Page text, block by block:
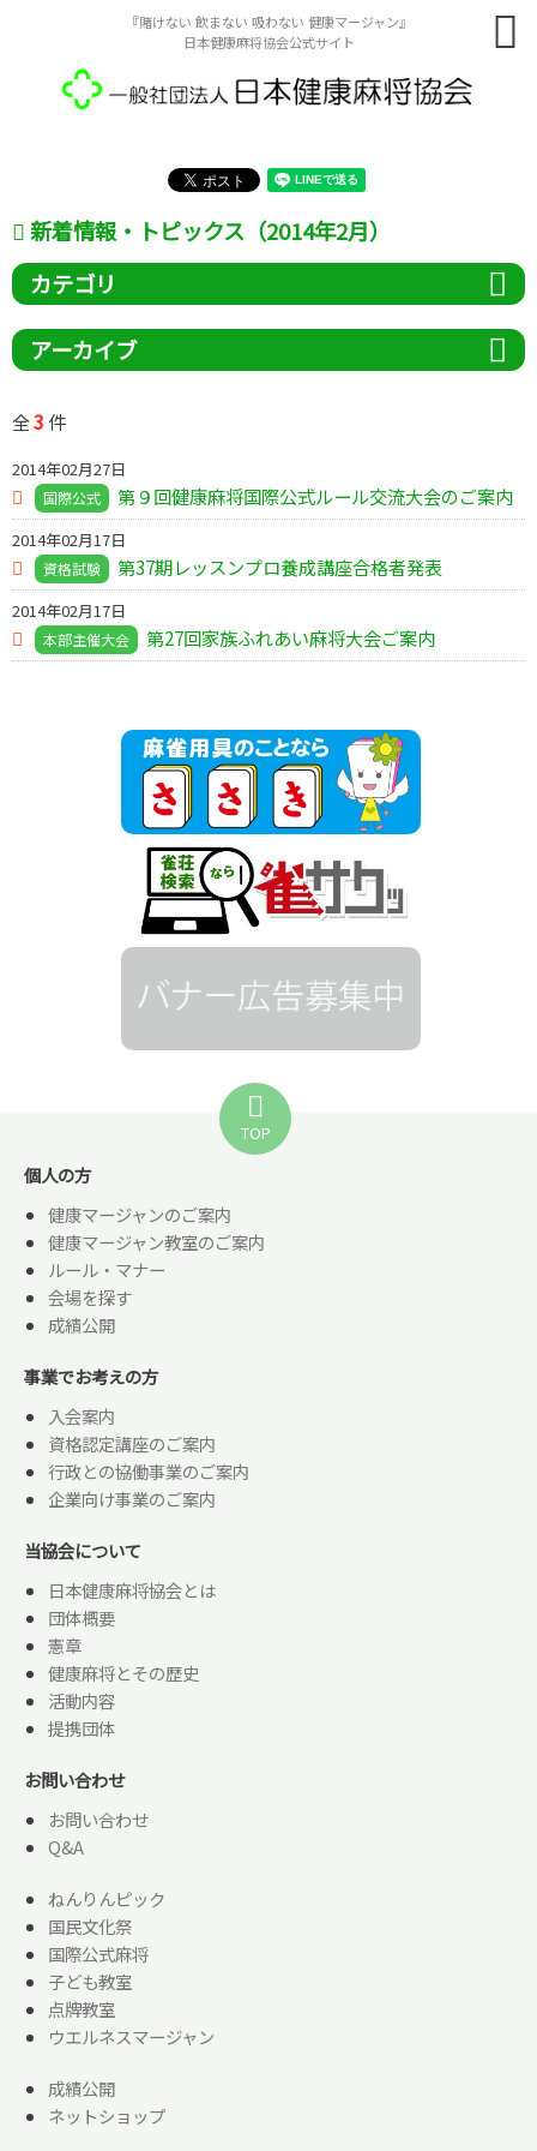
『賭けない 飲まない 吸わない 健康マージャン』
日本健康麻将協会公式サイト
新着情報・トピックス（2014年2月）
カテゴリ
アーカイブ
全3 件
2014年02月27日
国際公式 第９回健康麻将国際公式ルール交流大会のご案内
2014年02月17日
資格試験 第37期レッスンプロ養成講座合格者発表
2014年02月17日
本部主催大会 第27回家族ふれあい麻将大会ご案内
TOP
個人の方
健康マージャンのご案内
健康マージャン教室のご案内
ルール・マナー
会場を探す
成績公開
事業でお考えの方
入会案内
資格認定講座のご案内
行政との協働事業のご案内
企業向け事業のご案内
当協会について
日本健康麻将協会とは
団体概要
憲章
健康麻将とその歴史
活動内容
提携団体
お問い合わせ
お問い合わせ
Q&A
ねんりんピック
国民文化祭
国際公式麻将
子ども教室
点牌教室
ウエルネスマージャン
成績公開
ネットショップ